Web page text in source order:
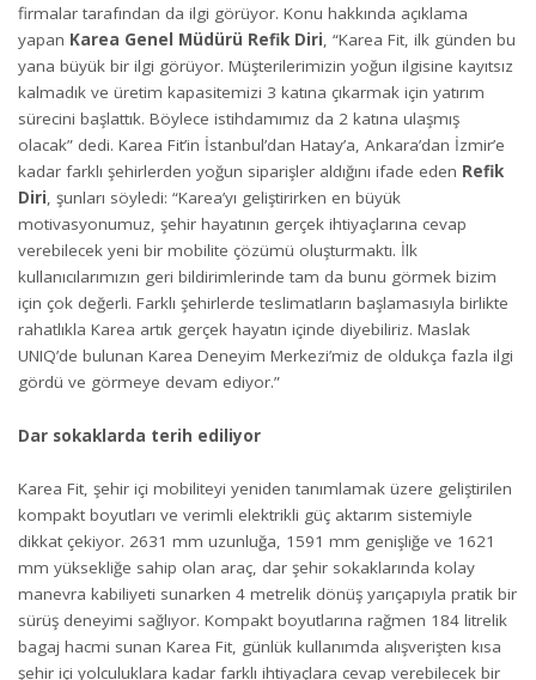
firmalar tarafından da ilgi görüyor. Konu hakkında açıklama
yapan Karea Genel Müdürü Refik Diri, “Karea Fit, ilk günden bu
yana büyük bir ilgi görüyor. Müşterilerimizin yoğun ilgisine kayıtsız
kalmadık ve üretim kapasitemizi 3 katına çıkarmak için yatırım
sürecini başlattık. Böylece istihdamımız da 2 katına ulaşmış
olacak” dedi. Karea Fit’in İstanbul’dan Hatay’a, Ankara’dan İzmir’e
kadar farklı şehirlerden yoğun siparişler aldığını ifade eden Refik
Diri, şunları söyledi: “Karea’yı geliştirirken en büyük
motivasyonumuz, şehir hayatının gerçek ihtiyaçlarına cevap
verebilecek yeni bir mobilite çözümü oluşturmaktı. İlk
kullanıcılarımızın geri bildirimlerinde tam da bunu görmek bizim
için çok değerli. Farklı şehirlerde teslimatların başlamasıyla birlikte
rahatlıkla Karea artık gerçek hayatın içinde diyebiliriz. Maslak
UNIQ’de bulunan Karea Deneyim Merkezi’miz de oldukça fazla ilgi
gördü ve görmeye devam ediyor.”
Dar sokaklarda terih ediliyor
Karea Fit, şehir içi mobiliteyi yeniden tanımlamak üzere geliştirilen
kompakt boyutları ve verimli elektrikli güç aktarım sistemiyle
dikkat çekiyor. 2631 mm uzunluğa, 1591 mm genişliğe ve 1621
mm yüksekliğe sahip olan araç, dar şehir sokaklarında kolay
manevra kabiliyeti sunarken 4 metrelik dönüş yarıçapıyla pratik bir
sürüş deneyimi sağlıyor. Kompakt boyutlarına rağmen 184 litrelik
bagaj hacmi sunan Karea Fit, günlük kullanımda alışverişten kısa
şehir içi yolculuklara kadar farklı ihtiyaçlara cevap verebilecek bir